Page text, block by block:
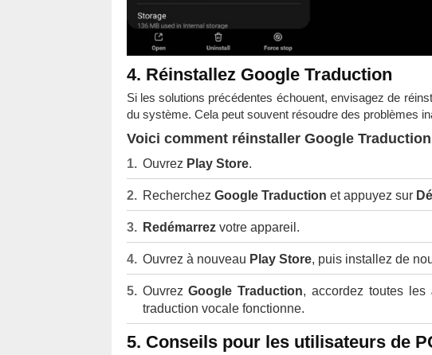
4. Réinstallez Google Traduction
Si les solutions précédentes échouent, envisagez de
du système. Cela peut souvent résoudre des problèmes
Voici comment réinstaller Google
Ouvrez Play Store.
Recherchez Google Traduction et appuyez sur
Redémarrezvotre appareil.
Ouvrez à nouveau Play Store, puis installez de
OuvrezGoogle Traduction, accordez toutes les
traduction vocale fonctionne.
5. Conseils pour les utilisateurs de